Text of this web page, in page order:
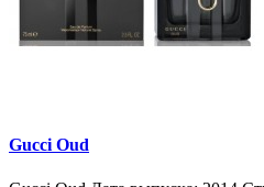
Gucci Oud